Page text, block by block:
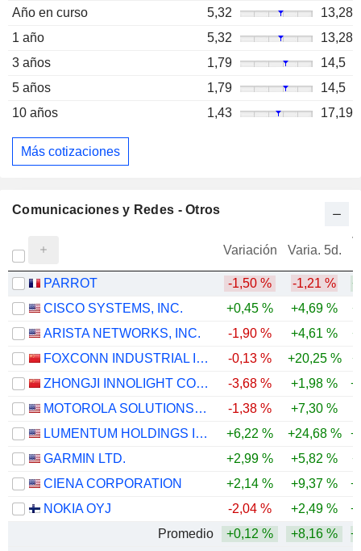
Año en curso
5,32
13,28
1 año
5,32
13,28
3 años
1,79
14,5
5 años
1,79
14,5
10 años
1,43 17,19
Más cotizaciones
Comunicaciones y Redes - Otros
Variación Varia. 5d.
PARROT -1,50 % -1,21 %
CISCO SYSTEMS, INC.
+0,45 % +4,69 %
ARISTA NETWORKS, INC.
-1,90 % +4,61 %
FOXCONN INDUSTRIAL INTERNET CO., LTD.
-0,13 % +20,25 %
ZHONGJI INNOLIGHT CO., LTD.
-3,68 % +1,98 %
MOTOROLA SOLUTIONS, INC.
-1,38 % +7,30 %
LUMENTUM HOLDINGS INC.
+6,22 % +24,68 %
GARMIN LTD.
+2,99 % +5,82 %
CIENA CORPORATION
+2,14 % +9,37 %
NOKIA OYJ
-2,04 % +2,49 %
Promedio
+0,12 % +8,16 %